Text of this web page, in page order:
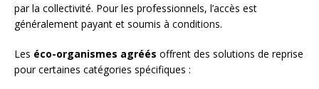
par la collectivité. Pour les professionnels, l’accès est
généralement payant et soumis à conditions.
Les éco-organismes agréés offrent des solutions de reprise
pour certaines catégories spécifiques :